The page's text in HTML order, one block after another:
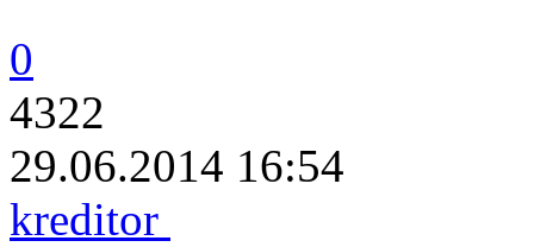
0
4322
29.06.2014 16:54
kreditor